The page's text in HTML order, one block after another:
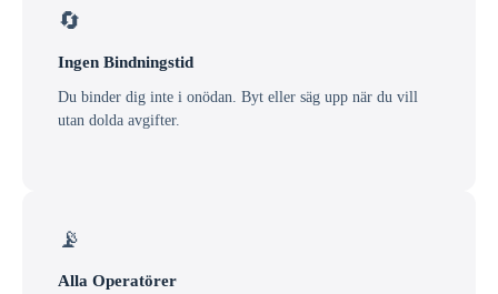
🔄
Ingen Bindningstid
Du binder dig inte i onödan. Byt eller säg upp när du vill
utan dolda avgifter.
📡
Alla Operatörer